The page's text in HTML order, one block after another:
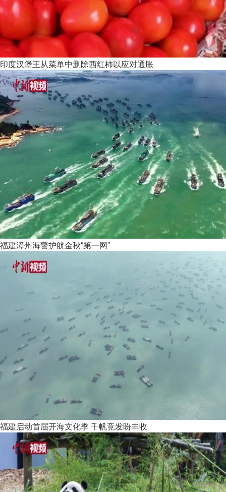
印度汉堡王从菜单中删除西红柿以应对通胀
福建漳州海警护航金秋“第一网”
福建启动首届开海文化季 千帆竞发盼丰收